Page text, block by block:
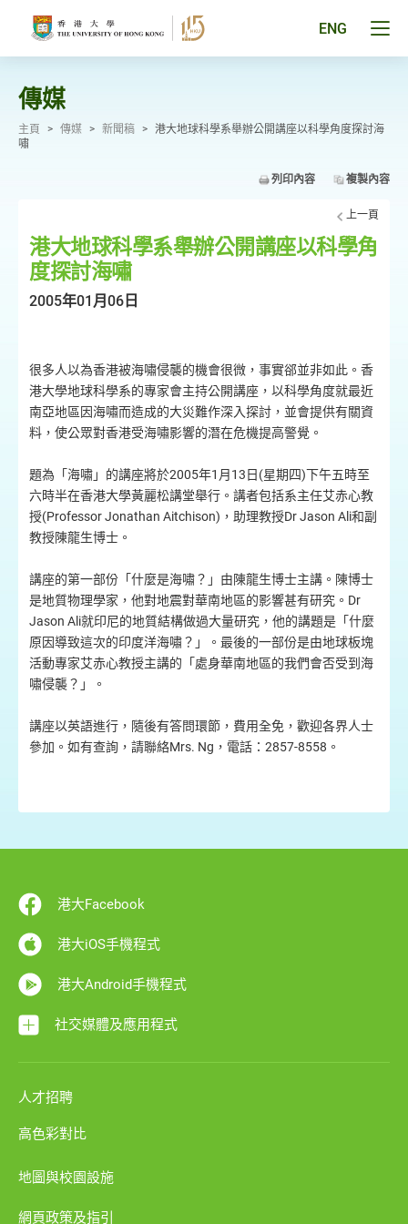
ENG
傳媒
主頁 > 傳媒 > 新聞稿 > 港大地球科學系舉辦公開講座以科學角度探討海
嘯
列印內容 複製內容
上一頁
港大地球科學系舉辦公開講座以科學角
度探討海嘯
2005年01月06日
很多人以為香港被海嘯侵襲的機會很微，事實郤並非如此。香
港大學地球科學系的專家會主持公開講座，以科學角度就最近
南亞地區因海嘯而造成的大災難作深入探討，並會提供有關資
料，使公眾對香港受海嘯影響的潛在危機提高警覺。
題為「海嘯」的講座將於2005年1月13日(星期四)下午五時至
六時半在香港大學黃麗松講堂舉行。講者包括系主任艾赤心教
授(Professor Jonathan Aitchison)，助理教授Dr Jason Ali和副
教授陳龍生博士。
講座的第一部份「什麼是海嘯？」由陳龍生博士主講。陳博士
是地質物理學家，他對地震對華南地區的影響甚有研究。Dr
Jason Ali就印尼的地質結構做過大量研究，他的講題是「什麼
原因導致這次的印度洋海嘯？」。最後的一部份是由地球板塊
活動專家艾赤心教授主講的「處身華南地區的我們會否受到海
嘯侵襲？」。
講座以英語進行，隨後有答問環節，費用全免，歡迎各界人士
參加。如有查詢，請聯絡Mrs. Ng，電話：2857-8558。
港大Facebook
港大iOS手機程式
港大Android手機程式
社交媒體及應用程式
人才招聘
高色彩對比
地圖與校園設施
網頁政策及指引